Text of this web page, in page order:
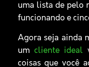
uma lista de pelo
funcionando e
Agora seja ainda
umcliente ideal
coisas que você